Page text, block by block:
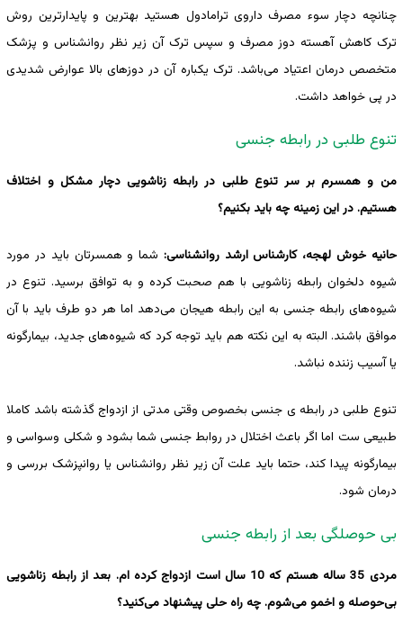
چنانچه دچار سوء مصرف داروی ترامادول هستید بهترین و پایدارترین روش
ترک کاهش آهسته دوز مصرف و سپس ترک آن زیر نظر روانشناس و پزشک
متخصص درمان اعتیاد می‌باشد. ترک یکباره آن در دوزهای بالا عوارض شدیدی
در پی خواهد داشت.
تنوع طلبی در رابطه جنسی
من و همسرم بر سر تنوع طلبی در رابطه زناشویی دچار مشکل و اختلاف
هستیم. در این زمینه چه باید بکنیم؟
حانیه خوش لهجه، کارشناس ارشد روانشناسی: شما و همسرتان باید در مورد
شیوه دلخوان رابطه زناشویی با هم صحبت کرده و به توافق برسید. تنوع در
شیوه‌های رابطه جنسی به این رابطه هیجان می‌دهد اما هر دو طرف باید با آن
موافق باشند. البته به این نکته هم باید توجه کرد که شیوه‌های جدید، بیمارگونه
یا آسیب زننده نباشد.
تنوع طلبی در رابطه ی جنسی بخصوص وقتی مدتی از ازدواج گذشته باشد کاملا
طبیعی ست اما اگر باعث اختلال در روابط جنسی شما بشود و شکلی وسواسی و
بیمارگونه پیدا کند، حتما باید علت آن زیر نظر روانشناس یا روانپزشک بررسی و
درمان شود.
بی حوصلگی بعد از رابطه جنسی
مردی 35 ساله هستم که 10 سال است ازدواج کرده ام. بعد از رابطه زناشویی
بی‌حوصله و اخمو می‌شوم. چه راه حلی پیشنهاد می‌کنید؟